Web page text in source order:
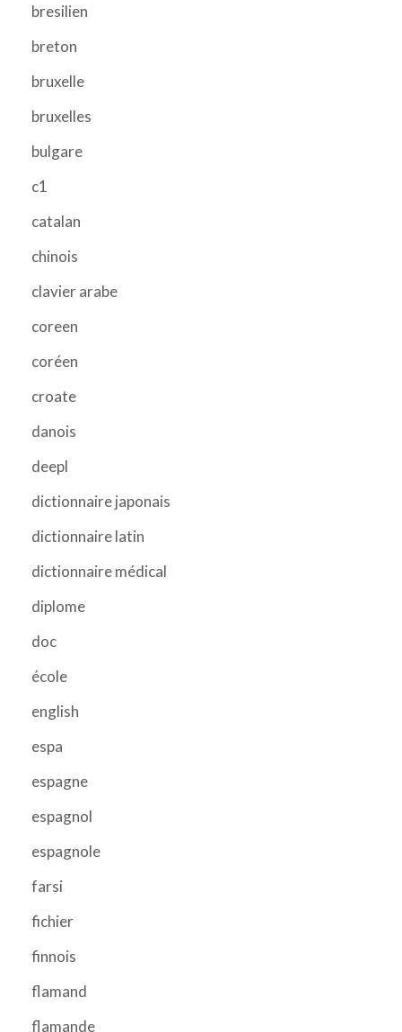
bresilien
breton
bruxelle
bruxelles
bulgare
c1
catalan
chinois
clavier arabe
coreen
coréen
croate
danois
deepl
dictionnaire japonais
dictionnaire latin
dictionnaire médical
diplome
doc
école
english
espa
espagne
espagnol
espagnole
farsi
fichier
finnois
flamand
flamande